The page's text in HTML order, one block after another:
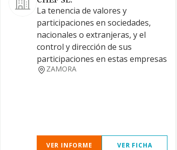
La tenencia de valores y
participaciones en sociedades,
nacionales o extranjeras, y el
control y dirección de sus
participaciones en estas empresas
ZAMORA
VER INFORME VER FICHA